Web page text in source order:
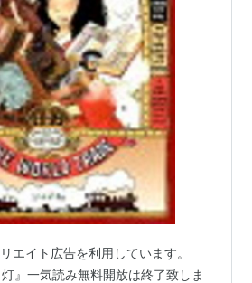
）
エイト広告を利用しています。
』一気読み無料開放は終了致しま